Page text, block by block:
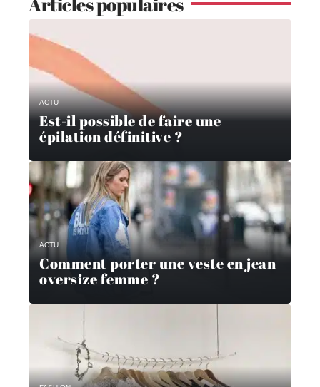
ACTU
Est-il possible de faire une
épilation définitive ?
ACTU
Comment porter une veste en jean
oversize femme ?